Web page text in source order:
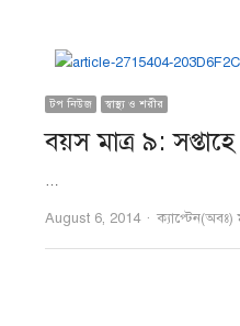
টপ নিউজ স্বাস্থ্য ও শরীর
বয়স মাত্র ৯:
…
August 6, 2014 Author